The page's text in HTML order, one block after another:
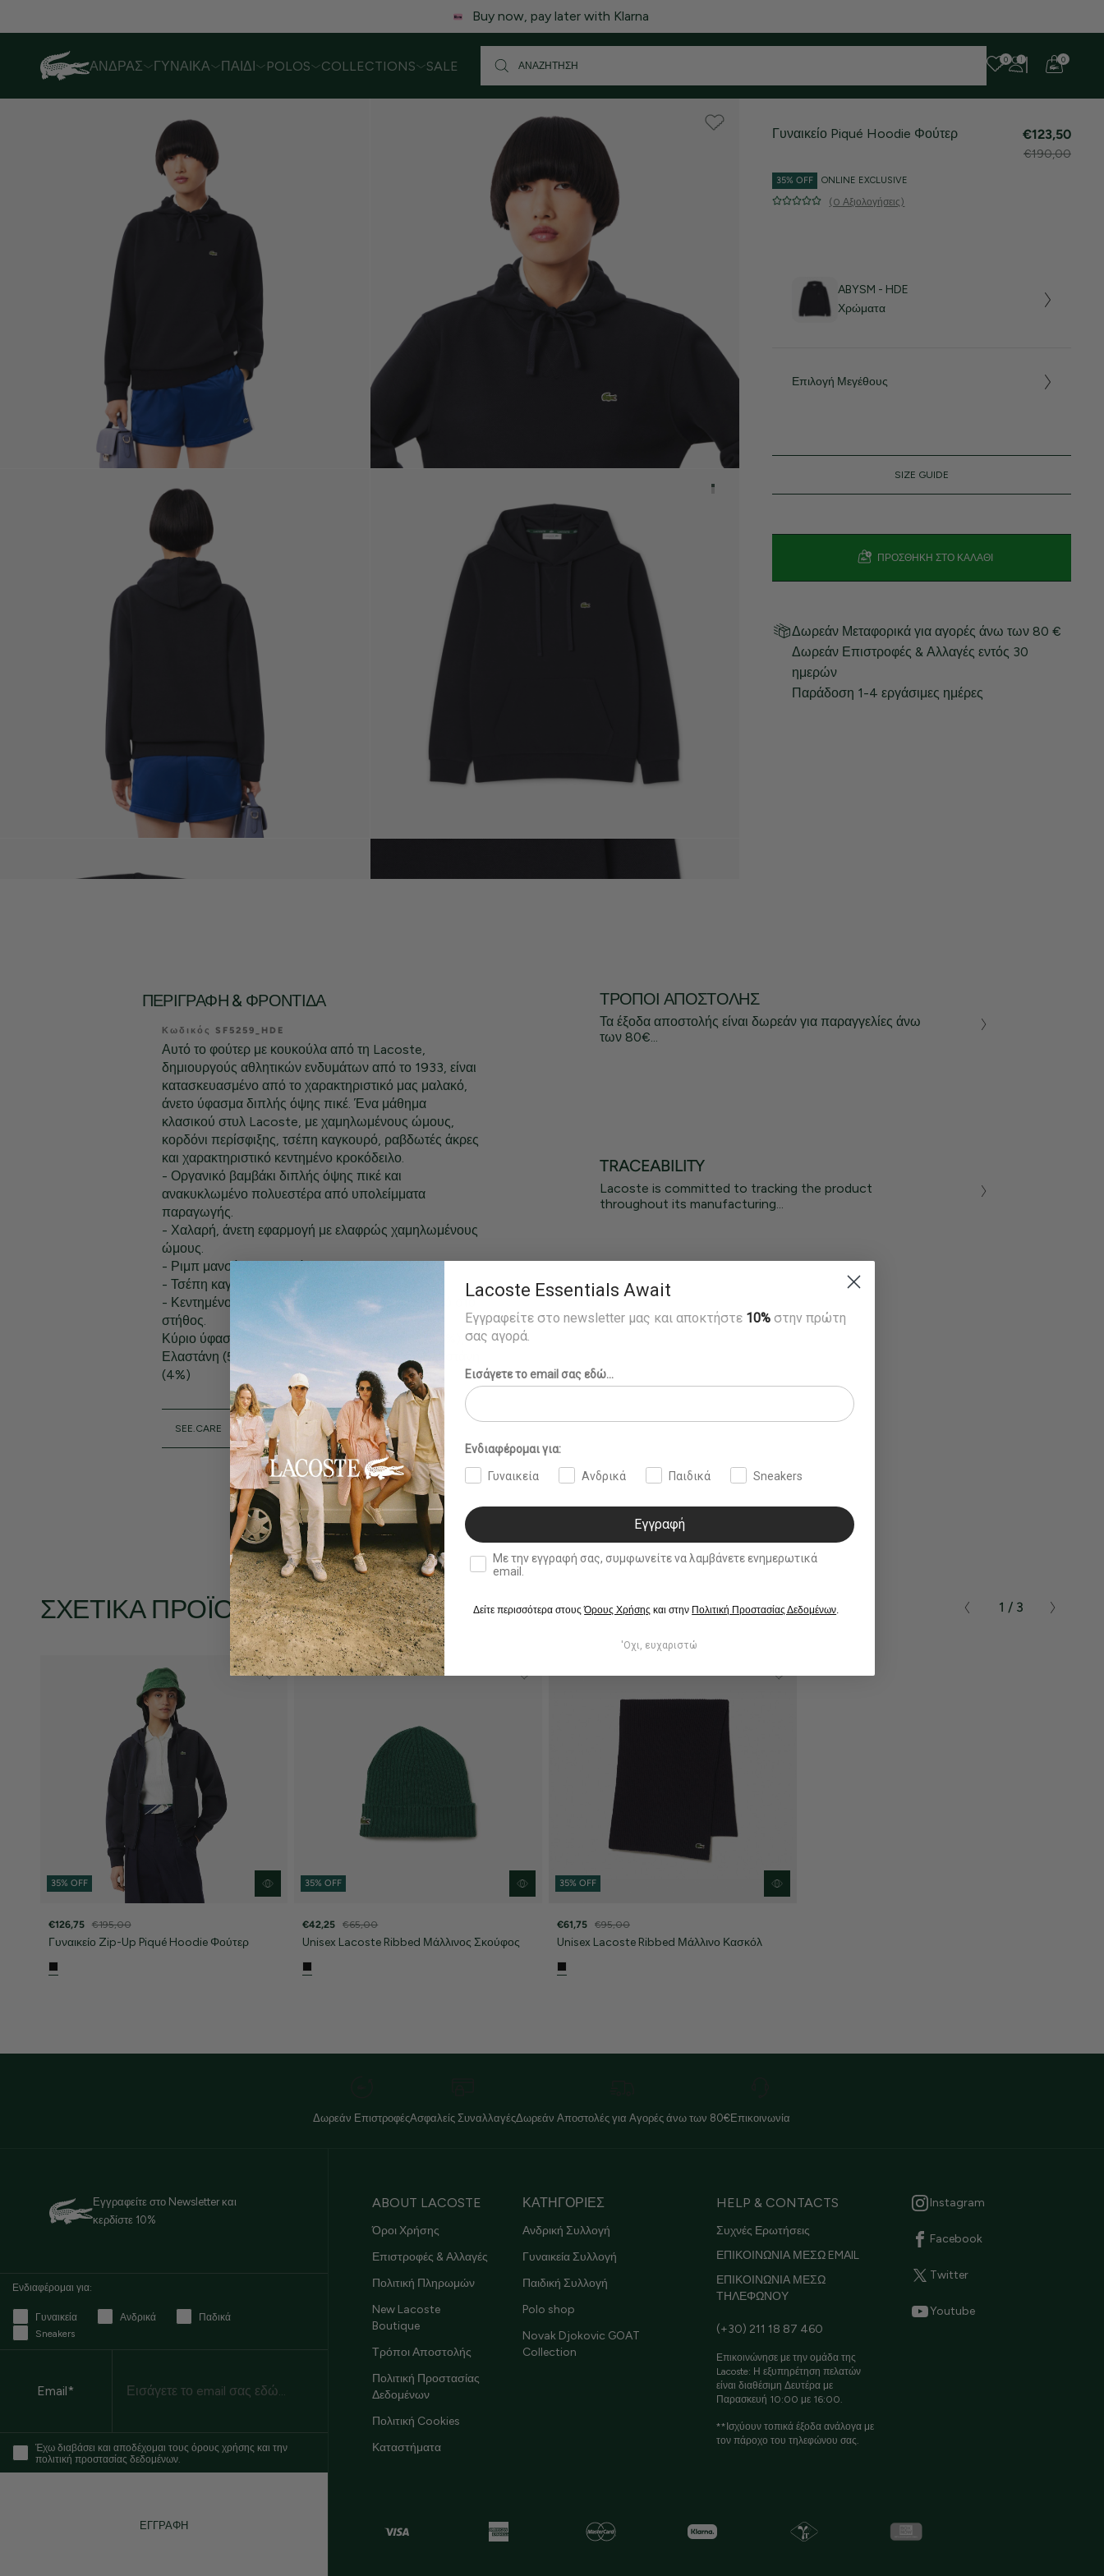
Λόγω αυξημένου όγκου παραγγελιών, ενδέχεται να υπάρξει μικρή καθυστέρηση στις αποστολές. Σας ευχαριστούμε για την υπομονή σας!
ΆΝΔΡΑΣ ΓΥΝΑΊΚΑ ΠΑΙΔΊ POLOS COLLECTIONS SALE 0 0
Γυναικείο Piqué Hoodie Φούτερ €123,50
€190,00
35% OFF ONLINE EXCLUSIVE
(0 Αξιολογήσεις)
ABYSM - HDE
Χρώματα
Επιλογή Μεγέθους
SIZE GUIDE
ΠΡΟΣΘΉΚΗ ΣΤΟ ΚΑΛΆΘΙ
Δωρεάν Μεταφορικά για αγορές άνω των 80 €
Δωρεάν Επιστροφές & Αλλαγές εντός 30
ημερών
Παράδοση 1-4 εργάσιμες ημέρες
ΠΕΡΙΓΡΑΦΉ & ΦΡΟΝΤΊΔΑ
Κωδικός SF5259_HDE
Αυτό το φούτερ με κουκούλα από τη Lacoste,
δημιουργούς αθλητικών ενδυμάτων από το 1933, είναι
κατασκευασμένο από το χαρακτηριστικό μας μαλακό,
άνετο ύφασμα διπλής όψης πικέ. Ένα μάθημα
κλασικού στυλ Lacoste, με χαμηλωμένους ώμους,
κορδόνι περίσφιξης, τσέπη καγκουρό, ραβδωτές άκρες
και χαρακτηριστικό κεντημένο κροκόδειλο.
- Οργανικό βαμβάκι διπλής όψης πικέ και
ανακυκλωμένο πολυεστέρα από υπολείμματα
παραγωγής.
- Χαλαρή, άνετη εφαρμογή με ελαφρώς χαμηλωμένους
ώμους.
- Ριμπ μανσέτες και στρίφωμα.
- Τσέπη καγκουρό.
- Κεντημένο κροκόδειλο από ανακυκλωμένο υλικό στο
στήθος.
Κύριο ύφασμα: Βαμβάκι (52%), Πολυεστέρας (43%),
Ελαστάνη (5%) / Ριμπ άκρη: Βαμβάκι (96%), Ελαστάνη
(4%)
SEE.CARE
ΤΡΌΠΟΙ ΑΠΟΣΤΟΛΉΣ
Τα έξοδα αποστολής είναι δωρεάν για παραγγελίες άνω
των 80€...
TRACEABILITY
Lacoste is committed to tracking the product
throughout its manufacturing...
ΣΧΕΤΙΚΆ ΠΡΟΪΌΝΤΑ
35% OFF
€126,75 €195,00
Γυναικείο Zip-Up Piqué Hoodie Φούτερ
35% OFF
€42,25 €65,00
Unisex Lacoste Ribbed Μάλλινος Σκούφος
35% OFF
€61,75 €95,00
Unisex Lacoste Ribbed Μάλλινο Κασκόλ
1 / 3
Δωρεάν ΕπιστροφέςΑσφαλείς ΣυναλλαγέςΔωρεάν Αποστολές για Αγορές άνω των 80€Επικοινωνία
Εγγραφείτε στο Newsletter και
κερδίστε 10%
Ενδιαφέρομαι για:
Γυναικεία Ανδρικά
Παδικά
Sneakers
Email*
Έχω διαβάσει και αποδέχομαι τους όρους χρήσης και την
πολιτική προστασίας δεδομένων.
ΕΓΓΡΑΦΗ
ABOUT LACOSTE
Όροι Χρήσης
Επιστροφές & Αλλαγές
Πολιτική Πληρωμών
New Lacoste
Boutique
Τρόποι Αποστολής
Πολιτική Προστασίας
Δεδομένων
Πολιτική Cookies
Καταστήματα
ΚΑΤΗΓΟΡΙΕΣ
Ανδρική Συλλογή
Γυναικεία Συλλογή
Παιδική Συλλογή
Polo shop
Novak Djokovic GOAT
Collection
HELP & CONTACTS
Συχνές Ερωτήσεις
ΕΠΙΚΟΙΝΩΝΙΑ ΜΕΣΩ EMAIL
ΕΠΙΚΟΙΝΩΝΙΑ ΜΕΣΩ
ΤΗΛΕΦΩΝΟΥ
(+30) 211 18 87 460
Επικοινώνησε με την ομάδα της
Lacoste: Η εξυπηρέτηση πελατών
είναι διαθέσιμη Δευτέρα με
Παρασκευή 10:00 με 16:00.
**Ισχύουν τοπικά έξοδα ανάλογα με
τον πάροχο του τηλεφώνου σας.
Instagram
Facebook
Twitter
Youtube
Lacoste Essentials Await
Εγγραφείτε στο newsletter μας και αποκτήστε 10% στην πρώτη
σας αγορά.
Εισάγετε το email σας εδώ...
Ενδιαφέρομαι για:
Γυναικεία Ανδρικά Παιδικά Sneakers
Εγγραφή
double opt in
Με την εγγραφή σας, συμφωνείτε να λαμβάνετε ενημερωτικά
email.
Δείτε περισσότερα στουςΌρους Χρήσης και στην Πολιτική Προστασίας Δεδομένων.
'Οχι, ευχαριστώ